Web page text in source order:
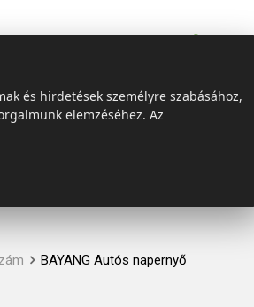
Tech = Kedvező ár ESG
BAYANG Autós napernyő
és hirdetések személyre szabásához,
elemzéséhez. Az